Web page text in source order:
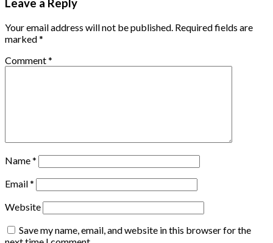
Leave a Reply
Your email address will not be published. Required fields are
marked*
Comment*
Name*
Email*
Website
Save my name, email, and website in this browser for the